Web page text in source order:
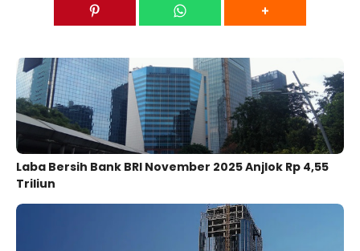
Laba Bersih Bank BRI November 2025 Anjlok Rp 4,55
Triliun